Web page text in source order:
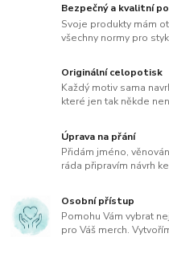
Bezpečný a kvalitní
Svoje produkty mám
všechny normy pro
Originální celopotisk
Každý motiv sama
které jen tak někde
Úprava na přání
Přidám jméno,
ráda připravím návrh
Osobní přístup
Pomohu Vám vybrat
pro Váš merch.